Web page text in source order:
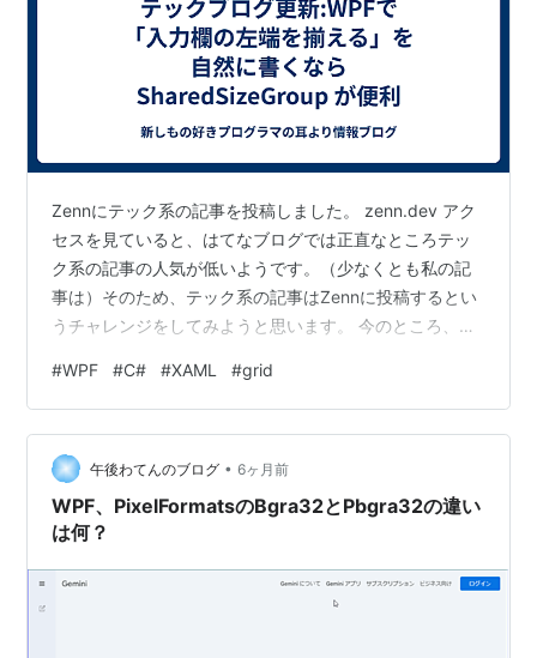
Zennにテック系の記事を投稿しました。 zenn.dev アク
セスを見ていると、はてなブログでは正直なところテッ
ク系の記事の人気が低いようです。（少なくとも私の記
事は）そのため、テック系の記事はZennに投稿するとい
うチャレンジをしてみようと思います。 今のところ、こ
で、もしチェックしている方がいたらそのままでも問題
ありません。もちろん、テック系の記事に興味があれば
Zennの方でチェックしてもらっても問題ありません。
#WPF #C# #XAML #grid
午後わてんのブログ • 6ヶ月前
WPF、PixelFormatsのBgra32とPbgra32の違い
は何？